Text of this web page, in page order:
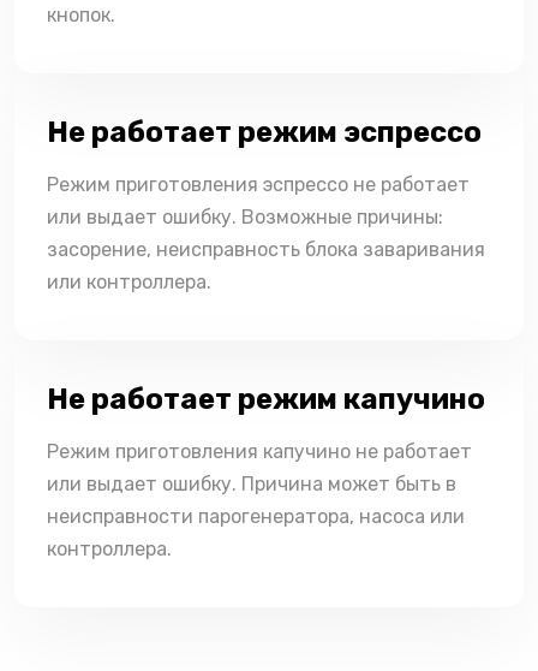
кнопок.
Не работает режим эспрессо
Режим приготовления эспрессо не работает
или выдает ошибку. Возможные причины:
засорение, неисправность блока заваривания
или контроллера.
Не работает режим капучино
Режим приготовления капучино не работает
или выдает ошибку. Причина может быть в
неисправности парогенератора, насоса или
контроллера.